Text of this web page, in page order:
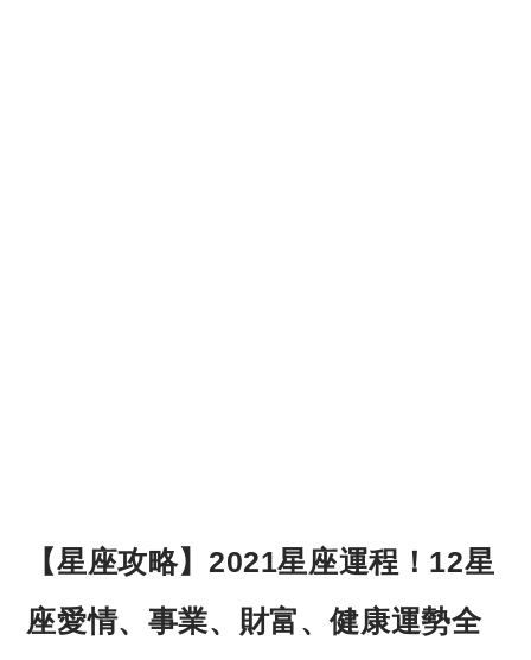
【星座攻略】2021星座運程！12星
座愛情、事業、財富、健康運勢全